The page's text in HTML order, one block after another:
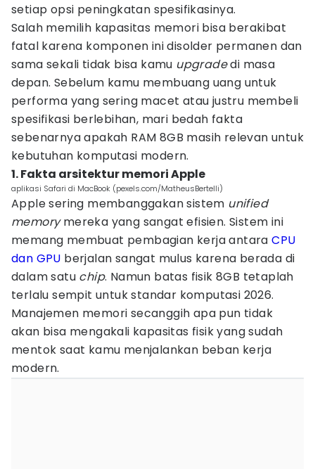
setiap opsi peningkatan spesifikasinya.
Salah memilih kapasitas memori bisa berakibat
fatal karena komponen ini disolder permanen dan
sama sekali tidak bisa kamu upgradedi masa
depan. Sebelum kamu membuang uang untuk
performa yang sering macet atau justru membeli
spesifikasi berlebihan, mari bedah fakta
sebenarnya apakah RAM 8GB masih relevan untuk
kebutuhan komputasi modern.
1. Fakta arsitektur memori Apple
aplikasi Safari di MacBook (pexels.com/MatheusBertelli)
Apple sering membanggakan sistem unified
memorymereka yang sangat efisien. Sistem ini
memang membuat pembagian kerja antaraCPU
dan GPU berjalan sangat mulus karena berada di
dalam satu chip. Namun batas fisik 8GB tetaplah
terlalu sempit untuk standar komputasi 2026.
Manajemen memori secanggih apa pun tidak
akan bisa mengakali kapasitas fisik yang sudah
mentok saat kamu menjalankan beban kerja
modern.